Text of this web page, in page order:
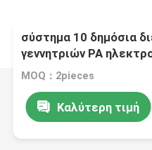
σύστημα 10 δημόσια
γεννητριών PA
MOQ：2pieces
Καλύτερη τιμή